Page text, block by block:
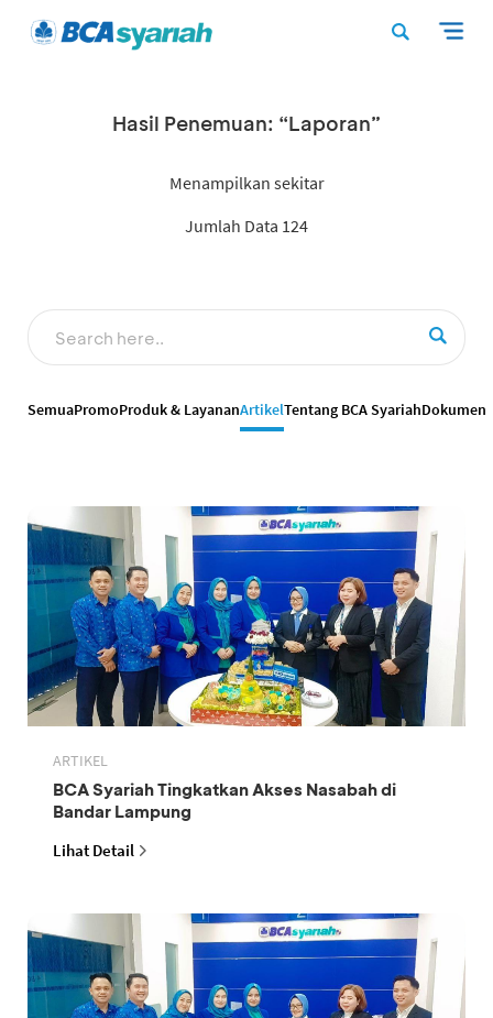
Hasil Penemuan: “Laporan”
Menampilkan sekitar
Jumlah Data 124
SemuaPromoProduk & LayananArtikelTentang BCA SyariahDokumen
ARTIKEL
BCA Syariah Tingkatkan Akses Nasabah di
Bandar Lampung
Lihat Detail